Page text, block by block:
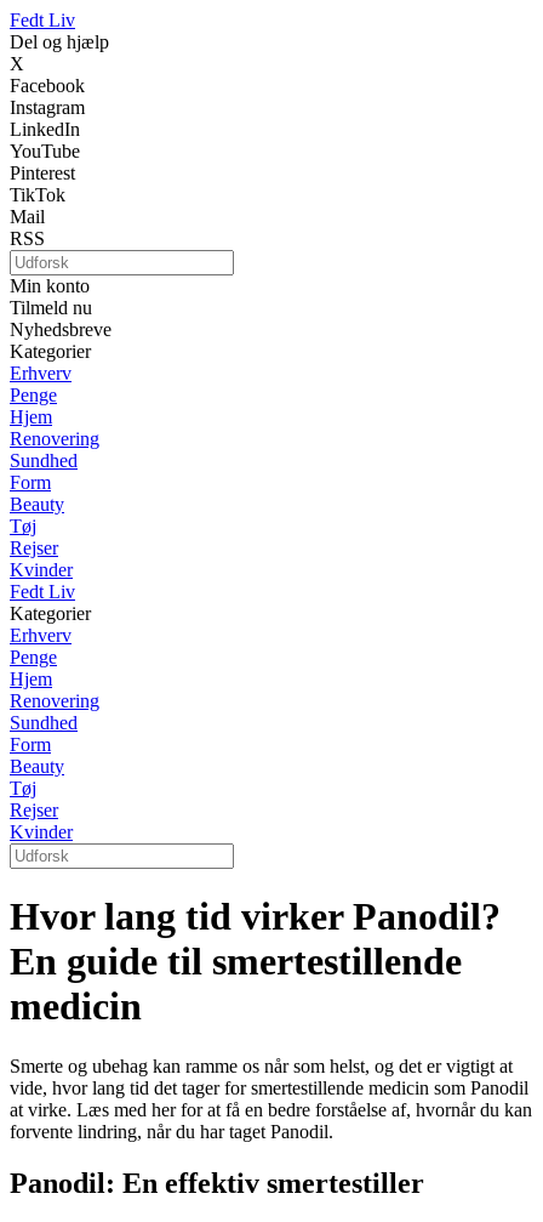
Fedt Liv
Del og hjælp
X
Facebook
Instagram
LinkedIn
YouTube
Pinterest
TikTok
Mail
RSS
Min konto
Tilmeld nu
Nyhedsbreve
Kategorier
Erhverv
Penge
Hjem
Renovering
Sundhed
Form
Beauty
Tøj
Rejser
Kvinder
Fedt Liv
Kategorier
Erhverv
Penge
Hjem
Renovering
Sundhed
Form
Beauty
Tøj
Rejser
Kvinder
Hvor lang tid virker Panodil?
En guide til smertestillende
medicin
Smerte og ubehag kan ramme os når som helst, og det er vigtigt at
vide, hvor lang tid det tager for smertestillende medicin som Panodil
at virke. Læs med her for at få en bedre forståelse af, hvornår du kan
forvente lindring, når du har taget Panodil.
Panodil: En effektiv smertestiller